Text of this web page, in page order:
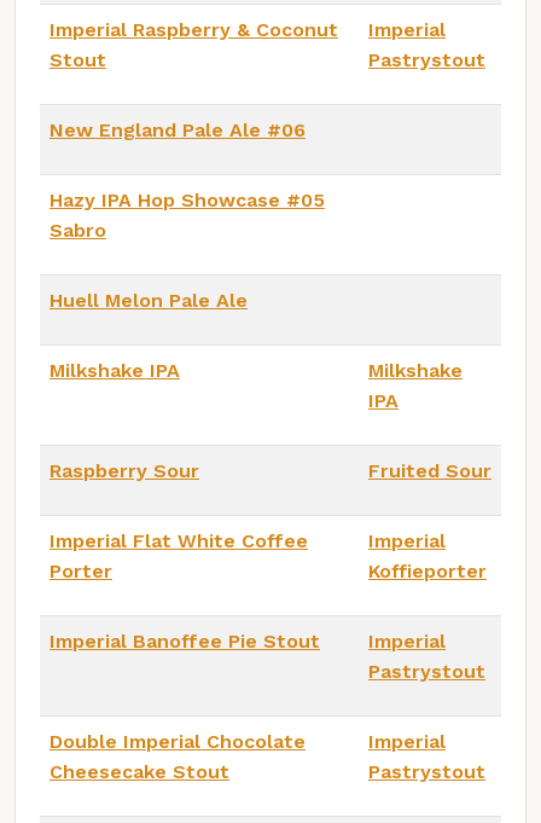
Imperial Raspberry & Coconut
Stout
Imperial
Pastrystout
New England Pale Ale #06
Hazy IPA Hop Showcase #05
Sabro
Huell Melon Pale Ale
Milkshake IPA
Milkshake
IPA
Raspberry Sour Fruited Sour
Imperial Flat White Coffee
Porter
Imperial
Koffieporter
Imperial Banoffee Pie Stout
Imperial
Pastrystout
Double Imperial Chocolate
Cheesecake Stout
Imperial
Pastrystout